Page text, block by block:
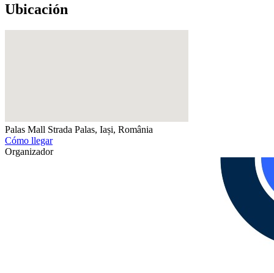
Ubicación
Palas Mall Strada Palas, Iași, România
Cómo llegar
Organizador